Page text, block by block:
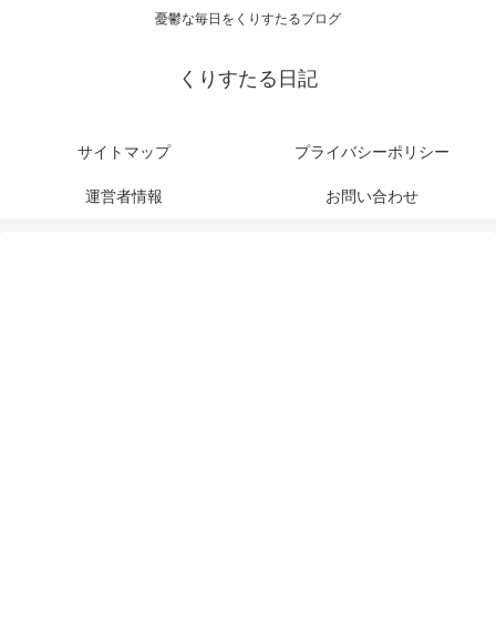
憂鬱な毎日をくりすたるブログ
くりすたる日記
サイトマップ プライバシーポリシー
運営者情報 お問い合わせ